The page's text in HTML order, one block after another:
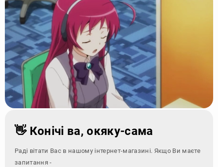
👋 Конічі ва, окяку-сама
Раді вітати Вас в нашому інтернет-магазині. Якщо Ви маєте
запитання - зверніться з